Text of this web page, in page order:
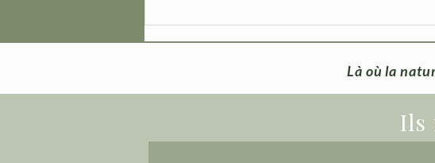
Là où la
Ils